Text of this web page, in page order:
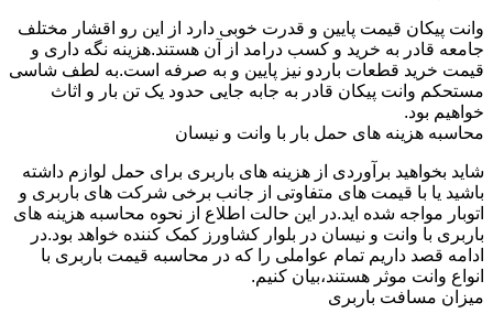
وانت پیکان قیمت پایین و قدرت خوبی دارد از این رو اقشار مختلف
جامعه قادر به خرید و کسب درامد از آن هستند.هزینه نگه داری و
قیمت خرید قطعات باردو نیز پایین و به صرفه است.به لطف شاسی
مستحکم وانت پیکان قادر به جابه جایی حدود یک تن بار و اثاث
خواهیم بود.
محاسبه هزینه های حمل بار با وانت و نیسان
شاید بخواهید برآوردی از هزینه های باربری برای حمل لوازم داشته
باشید یا با قیمت های متفاوتی از جانب برخی شرکت های باربری و
اتوبار مواجه شده اید.در این حالت اطلاع از نحوه محاسبه هزینه های
باربری با وانت و نیسان در بلوار کشاورز کمک کننده خواهد بود.در
ادامه قصد داریم تمام عواملی را که در محاسبه قیمت باربری با
انواع وانت موثر هستند،بیان کنیم.
میزان مسافت باربری